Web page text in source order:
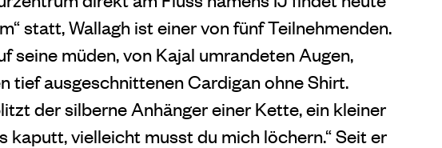
statt, Wallagh ist einer von fünf Teilnehmenden.
seine müden, von Kajal umrandeten Augen,
tief ausgeschnittenen Cardigan ohne Shirt.
der silberne Anhänger einer Kette, ein kleiner
kaputt, vielleicht musst du mich löchern.“ Seit er